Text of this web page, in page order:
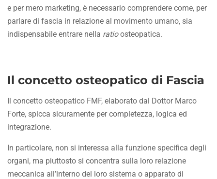
e per mero marketing, è necessario comprendere come, per
parlare di fascia in relazione al movimento umano, sia
indispensabile entrare nella ratioosteopatica.
Il concetto osteopatico di Fascia
Il concetto osteopatico FMF, elaborato dal Dottor Marco
Forte, spicca sicuramente per completezza, logica ed
integrazione.
In particolare, non si interessa alla funzione specifica degli
organi, ma piuttosto si concentra sulla loro relazione
meccanica all’interno del loro sistema o apparato di